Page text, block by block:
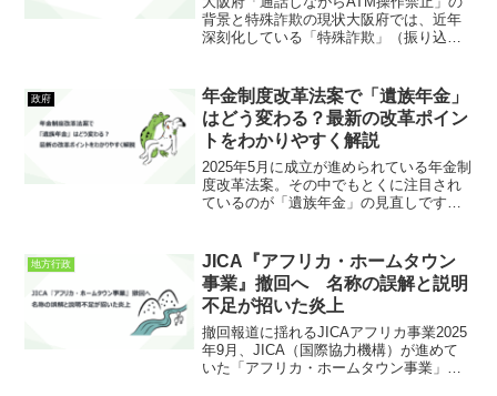
背景と特殊詐欺の現状大阪府では、近年
深刻化している「特殊詐欺」（振り込め
可決・施行されました。これが「通話し
ながらのATM操作禁...
政府
年金制度改革法案で「遺族年金」
はどう変わる？最新の改革ポイン
トをわかりやすく解説
2025年5月に成立が進められている年金制
度改革法案。その中でもとくに注目され
ているのが「遺族年金」の見直しです。
ような役割を果たしてきました。しかし
今回の改革では...
地方行政
JICA『アフリカ・ホームタウン
事業』撤回へ 名称の誤解と説明
不足が招いた炎上
撤回報道に揺れるJICAアフリカ事業2025
年9月、JICA（国際協力機構）が進めて
いた「アフリカ・ホームタウン事業」が